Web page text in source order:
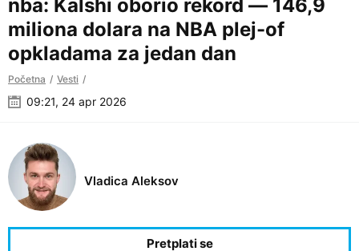
nba: Kalshi oborio rekord — 146,9
miliona dolara na NBA plej-of
opkladama za jedan dan
Početna Vesti
09:21, 24 apr 2026
Vladica Aleksov